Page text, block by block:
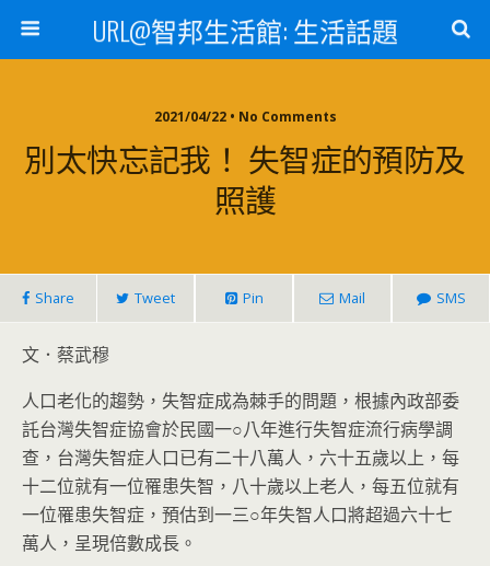
URL@智邦生活館: 生活話題
2021/04/22 • No Comments
別太快忘記我！ 失智症的預防及
照護
Share Tweet Pin Mail SMS
文．蔡武穆
人口老化的趨勢，失智症成為棘手的問題，根據內政部委
託台灣失智症協會於民國一○八年進行失智症流行病學調
查，台灣失智症人口已有二十八萬人，六十五歲以上，每
十二位就有一位罹患失智，八十歲以上老人，每五位就有
一位罹患失智症，預估到一三○年失智人口將超過六十七
萬人，呈現倍數成長。